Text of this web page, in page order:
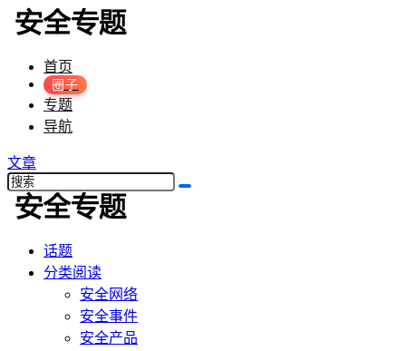
首页
圈子
专题
导航
文章
话题
分类阅读
安全网络
安全事件
安全产品